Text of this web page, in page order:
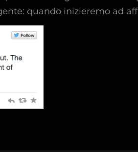
quando inizieremo ad